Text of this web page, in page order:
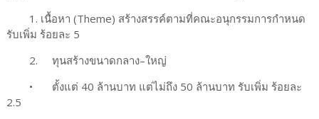
1. เนื้อหา (Theme) สร้างสรรค์ตามที่คณะอนุกรรมการกำหนด
รับเพิ่ม ร้อยละ 5
2.
ทุนสร้างขนาดกลาง–ใหญ่
•
ตั้งแต่ 40 ล้านบาท แต่ไม่ถึง 50 ล้านบาท รับเพิ่ม ร้อยละ
2.5